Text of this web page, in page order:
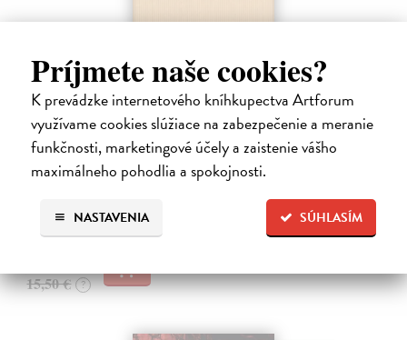
Príjmete naše cookies?
K prevádzke internetového kníhkupectva Artforum
využívame cookies slúžiace na zabezpečenie a meranie
funkčnosti, marketingové účely a zaistenie vášho
maximálneho pohodlia a spokojnosti.
SÚHLASÍM
NASTAVENIA
Pomalost
Kundera Milan| Kniha
Pomalost, chronologicky první ze čtyř románů Milana Kundery
napsaných francouzsky, vychází v českém překladu Anny
Kareninové. Vydávání Kunderových románů v českém jazyce se
Na sklade ?
15,50 € ?